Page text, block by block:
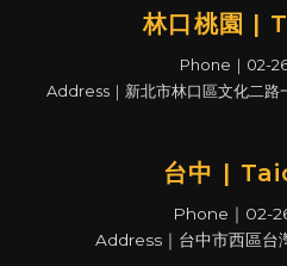
林口桃園 |
Phone｜02-
Address｜新北市林口區文化二路
台中 |
Phone｜02-
Address｜台中市西區台